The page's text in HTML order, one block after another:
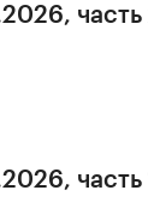
часть
часть